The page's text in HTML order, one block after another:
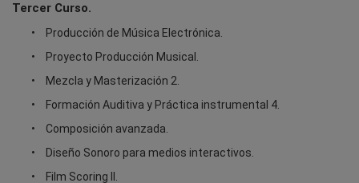
Tercer Curso.
Producción de Música Electrónica.
Proyecto Producción Musical.
Mezcla y Masterización 2.
Formación Auditiva y Práctica instrumental 4.
Composición avanzada.
Diseño Sonoro para medios interactivos.
Film Scoring II.